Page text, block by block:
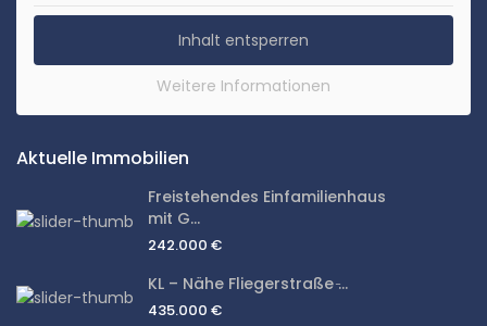
Inhalt entsperren
Weitere Informationen
Aktuelle Immobilien
Freistehendes Einfamilienhaus
mit G...
242.000 €
KL – Nähe Fliegerstraße ̵...
435.000 €